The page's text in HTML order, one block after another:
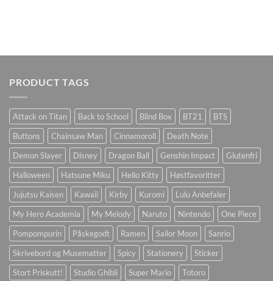
PRODUCT TAGS
Attack on Titan Back to School Blind Box BT21
BTS
Buttons
Chainsaw Man Cinnamoroll
Death Note
Demon Slayer
Disney Dragon Ball Genshin Impact
Glutenfri
Halloween
Hatsune Miku Hello Kitty
Høstfavoritter
Jujutsu Kaisen
Kawaii Kirby Kuromi
Lulu Anbefaler
My Hero Academia
My Melody Naruto Nintendo
One Piece
Pompompurin
Påskegodt Ramen Sailor Moon
Sanrio
Skrivebord og Musematter
Spicy Stationery
Sticker
Stort Priskutt!
Studio Ghibli Super Mario
Totoro